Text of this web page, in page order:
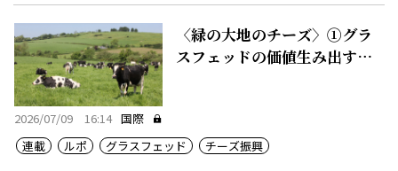
〈緑の大地のチーズ〉①グラ
スフェッドの価値生み出す豊
2026/07/09 16:14 国際
連載
ルポ グラスフェッド チーズ振興